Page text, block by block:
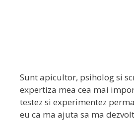
Sunt apicultor, psiholog si
expertiza mea cea mai
testez si experimentez
eu ca ma ajuta sa ma